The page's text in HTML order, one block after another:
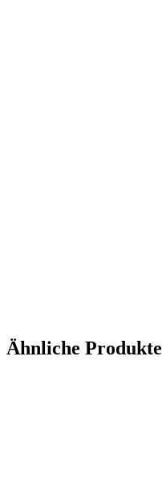
Ähnliche Produkte